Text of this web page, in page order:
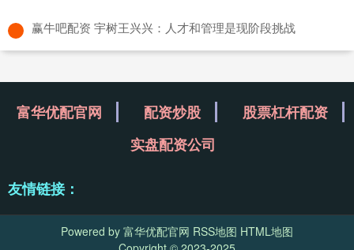
​赢牛吧配资 宇树王兴兴：人才和管理是现阶段挑战
富华优配官网 配资炒股
股票杠杆配资
实盘配资公司
友情链接：
Powered by 富华优配官网 RSS地图 HTML地图